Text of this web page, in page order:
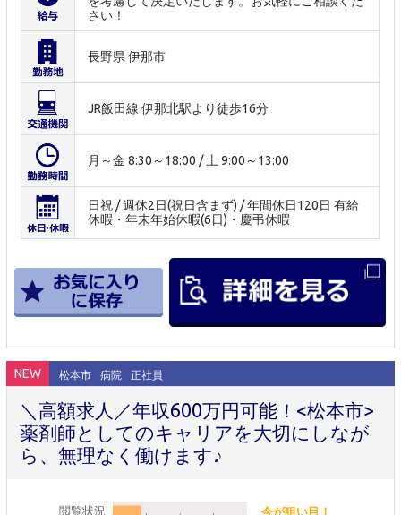
さい！
長野県 伊那市
JR飯田線 伊那北駅より徒歩16分
月～金 8:30～18:00 / 土 9:00～13:00
日祝 / 週休2日(祝日含まず) / 年間休日120日 有給
休暇・年末年始休暇(6日)・慶弔休暇
NEW 松本市 病院 正社員
＼高額求人／年収600万円可能！<松本市>
薬剤師としてのキャリアを大切にしなが
ら、無理なく働けます♪
閲覧状況 今が狙い目！